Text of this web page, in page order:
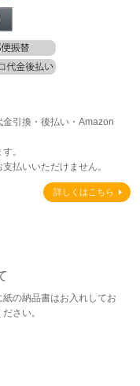
金引換・後払い・Amazon
。
払いいただけません。
詳しくはこちら
の納品書はお入れしてお
さい。